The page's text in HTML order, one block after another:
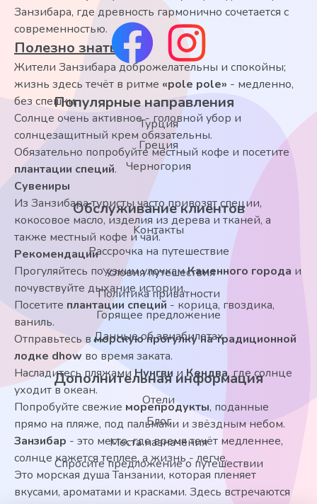
Занзибара, где древность гармонично сочетается с
современностью.
Полезно знать
Жители Занзибара доброжелательны и спокойны;
жизнь здесь течёт в ритме «pole pole» - медленно,
без спешки.
Солнце очень активное - головной убор и
солнцезащитный крем обязательны.
Обязательно попробуйте местный кофе и посетите
плантации специй.
Сувениры
Из Занзибара туристы часто привозят специи,
кокосовое масло, изделия из дерева и тканей, а
также местный кофе и чай.
Рекомендации
Прогуляйтесь по узким улочкамКаменного города и
почувствуйте дыхание истории.
Посетите плантации специй - корица, гвоздика,
ваниль.
Отправьтесь вморскую прогулку на традиционной
лодке dhow во время заката.
Насладитесь пляжамиНунгви иКендва, где солнце
уходит в океан.
Попробуйте свежие морепродукты, поданные
прямо на пляже, под пальмами и звёздным небом.
Занзибар - это место, где время течёт медленнее,
солнце кажется теплее, а жизнь - легче.
Это морская душа Танзании, которая пленяет
вкусами, ароматами и красками. Здесь встречаются
Популярные направления
Турция
Греция
Черногория
Обслуживание клиентов
Kонтакты
Рассрочка на путешествие
Условия путешествия
Политика приватности
Горящее предложение
Данные об авиабилетах
Дополнительная информация
Отели
Блог
Места назначения
Спросите предложение о путешествии